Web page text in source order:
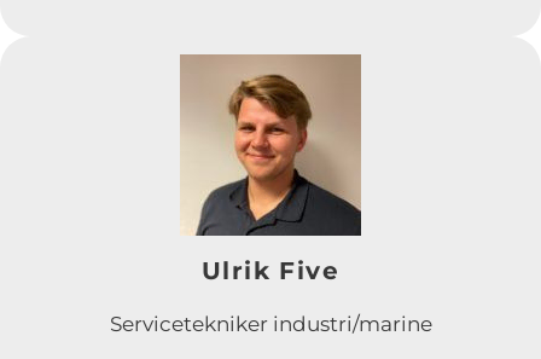
Ulrik Five
Servicetekniker industri/marine